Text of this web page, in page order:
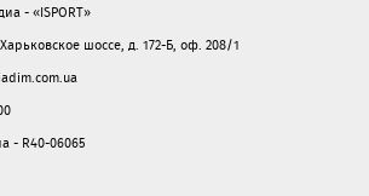
- «ISPORT»
шоссе, д. 172-Б, оф. 208/1
- R40-06065